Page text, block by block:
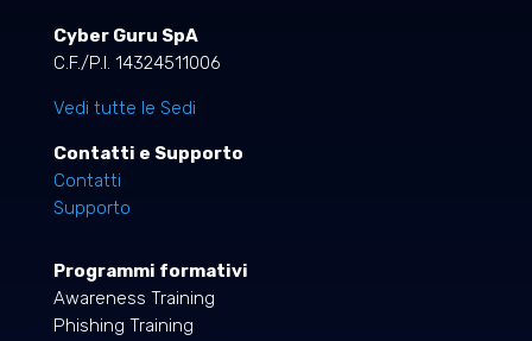
Cyber Guru SpA
C.F./P.I. 14324511006
Vedi tutte le Sedi
Contatti e Supporto
Contatti
Supporto
Programmi formativi
Awareness Training
Phishing Training